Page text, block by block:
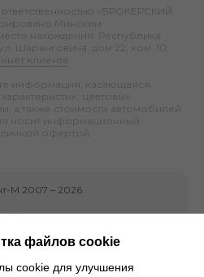
«БРОКЕРСКИЙ
Минским
нахождения: Республика
Шаранговича, дом 22, ком. 10;
клиента
информация, касающаяся
цветовых
а также стоимости автомобилей
носит информационный
офертой.
М 2007 – 2026
файлов cookie
cookie для улучшения